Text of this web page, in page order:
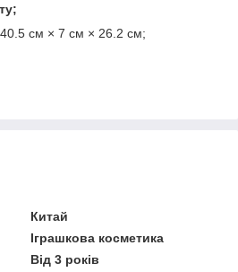
см × 7 см × 26.2 см;
Китай
Іграшкова косметика
Від 3 років